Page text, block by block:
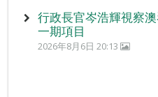
行政長官岑浩輝視察
一期項目
2026年8月6日 20:13